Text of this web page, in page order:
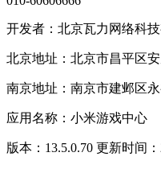
开发者：北京瓦力网络科技
北京地址：北京市昌平区
南京地址：南京市建邺区
应用名称：小米游戏中心
版本：13.5.0.70 更新时间